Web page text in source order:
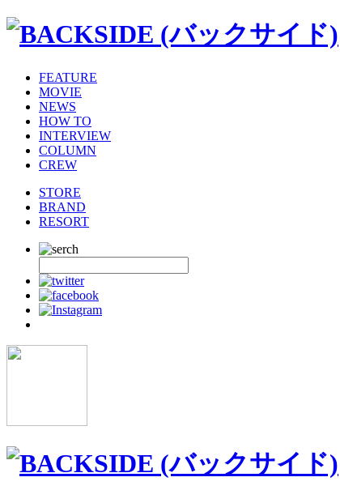
FEATURE
MOVIE
NEWS
HOW TO
INTERVIEW
COLUMN
CREW
STORE
BRAND
RESORT